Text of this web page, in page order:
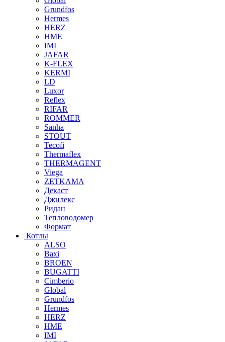
Grundfos
Hermes
HERZ
HME
IMI
JAFAR
K-FLEX
KERMI
LD
Luxor
Reflex
RIFAR
ROMMER
Sanha
STOUT
Tecofi
Thermaflex
THERMAGENT
Viega
ZETKAMA
Декаст
Джилекс
Ридан
Тепловодомер
Формат
Котлы
ALSO
Baxi
BROEN
BUGATTI
Cimberio
Global
Grundfos
Hermes
HERZ
HME
IMI